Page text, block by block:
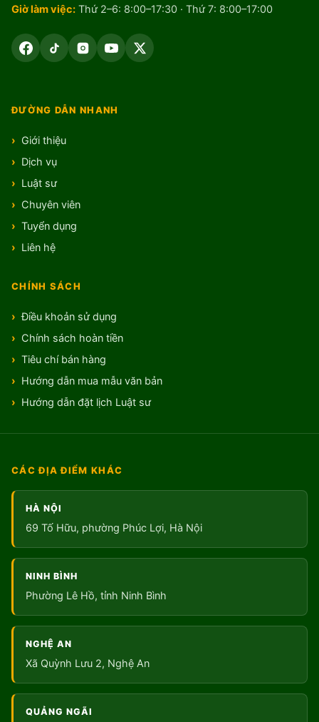
Giờ làm việc: Thứ 2–6: 8:00–17:30 · Thứ 7: 8:00–17:00
ĐƯỜNG DẪN NHANH
Giới thiệu
Dịch vụ
Luật sư
Chuyên viên
Tuyển dụng
Liên hệ
CHÍNH SÁCH
Điều khoản sử dụng
Chính sách hoàn tiền
Tiêu chí bán hàng
Hướng dẫn mua mẫu văn bản
Hướng dẫn đặt lịch Luật sư
CÁC ĐỊA ĐIỂM KHÁC
HÀ NỘI
69 Tố Hữu, phường Phúc Lợi, Hà Nội
NINH BÌNH
Phường Lê Hồ, tỉnh Ninh Bình
NGHỆ AN
Xã Quỳnh Lưu 2, Nghệ An
QUẢNG NGÃI